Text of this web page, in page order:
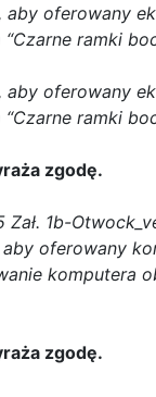
oferowany
ramki
oferowany
ramki
zgodę.
1b-
oferowany
komputera
zgodę.